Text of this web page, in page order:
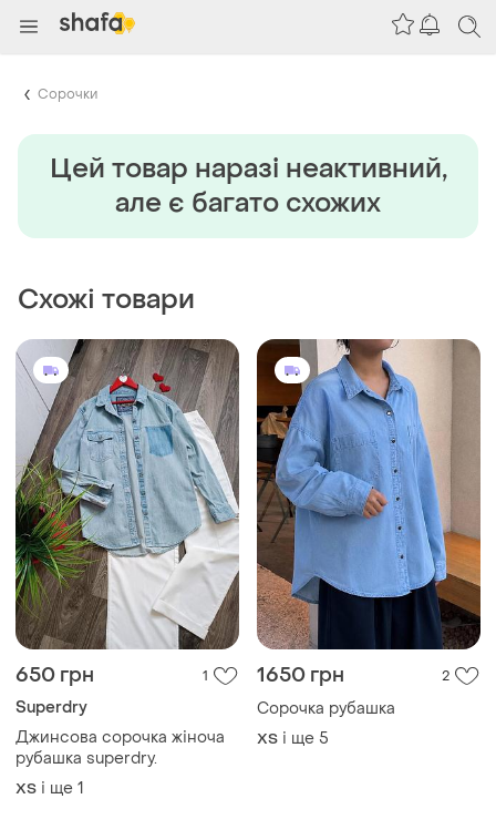
Сорочки
Цей товар наразi неактивний,
але є багато схожих
Схожі товари
650 грн 1
Superdry
Джинсова сорочка жіноча
рубашка superdry.
ХS і ще 1
1650 грн 2
Сорочка рубашка
ХS і ще 5